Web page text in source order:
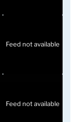
Feed not available
Feed not available